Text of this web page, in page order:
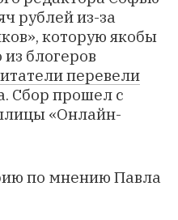
рублей из-за
которую якобы
блогеров
перевели
Сбор прошел с
«Онлайн-
по мнению Павла